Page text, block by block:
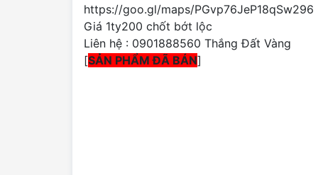
https://goo.gl/maps/PGvp76JeP18qSw296
Giá 1ty200 chốt bớt lộc
Liên hệ : 0901888560 Thắng Đất Vàng
[SẢN PHẨM ĐÃ BÁN]